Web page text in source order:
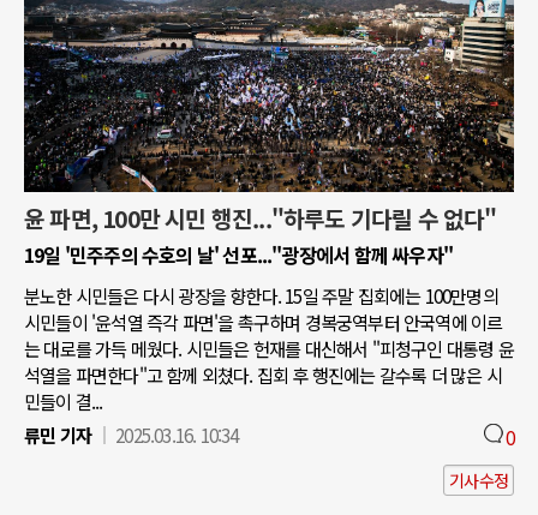
윤 파면, 100만 시민 행진..."하루도 기다릴 수 없다"
19일 '민주주의 수호의 날' 선포..."광장에서 함께 싸우자"
분노한 시민들은 다시 광장을 향한다. 15일 주말 집회에는 100만명의
시민들이 '윤석열 즉각 파면'을 촉구하며 경복궁역부터 안국역에 이르
는 대로를 가득 메웠다. 시민들은 헌재를 대신해서 "피청구인 대통령 윤
석열을 파면한다"고 함께 외쳤다. 집회 후 행진에는 갈수록 더 많은 시
민들이 결...
류민 기자
2025.03.16. 10:34 0
기사수정